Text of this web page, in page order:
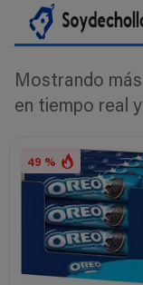
Mostrando
en tiempo real
49 %